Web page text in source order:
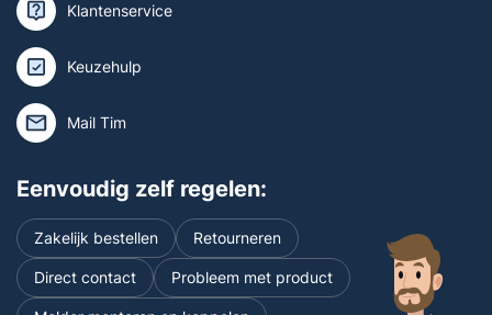
Klantenservice
Keuzehulp
Mail Tim
Eenvoudig zelf regelen:
Zakelijk bestellen Retourneren
Direct contact Probleem met product